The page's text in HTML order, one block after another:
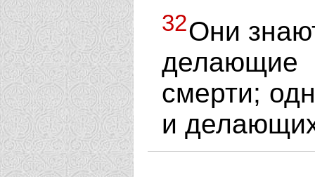
32Они
смерти;
и